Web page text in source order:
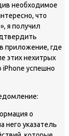
необходимое
что
я получил
приложение, где
этих нехитрых
iPhone успешно
о
него указатель